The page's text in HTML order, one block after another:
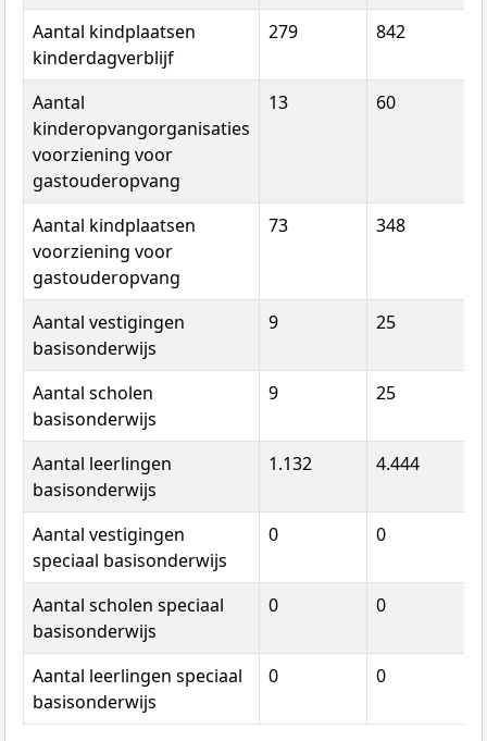
Aantal kindplaatsen
kinderdagverblijf
279 842
Aantal
kinderopvangorganisaties
voorziening voor
gastouderopvang
13 60
Aantal kindplaatsen
voorziening voor
gastouderopvang
73 348
Aantal vestigingen
basisonderwijs
9 25
Aantal scholen
basisonderwijs
9 25
Aantal leerlingen
basisonderwijs
1.132 4.444
Aantal vestigingen
speciaal basisonderwijs
0 0
Aantal scholen speciaal
basisonderwijs
0 0
Aantal leerlingen speciaal
basisonderwijs
0 0